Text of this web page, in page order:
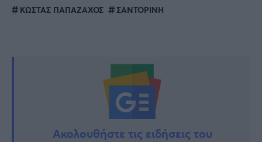
ΚΩΣΤΑΣ ΠΑΠΑΖΑΧΟΣ ΣΑΝΤΟΡΙΝΗ
Ακολουθήστε τις ειδήσεις του